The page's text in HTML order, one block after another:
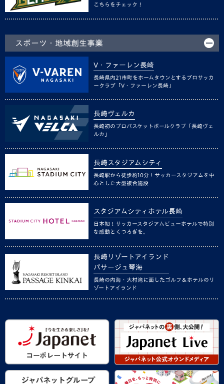
こちらをチェック！
スポーツ・地域創生事業
V・ファーレン長崎
長崎県内21市町をホームタウンとするプロサッカ
ークラブ「V・ファーレン長崎」
長崎ヴェルカ
長崎初のプロバスケットボールクラブ「長崎ヴェ
ルカ」
長崎スタジアムシティ
長崎駅から徒歩約10分！サッカースタジアムを中
心とした大型複合施設
スタジアムシティホテル長崎
日本初！サッカースタジアムビューホテルで特別
な感動とくつろぎを。
長崎リゾートアイランド
パサージュ琴海
長崎の内海・大村湾に面したゴルフ＆ホテルのリ
ゾートアイランド